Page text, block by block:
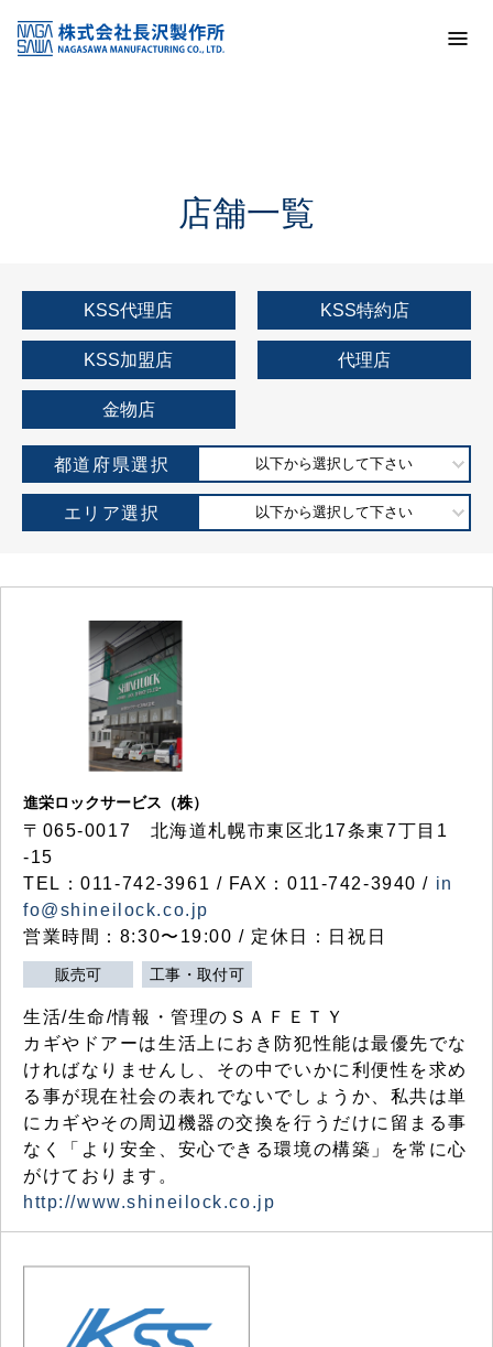
KSS加盟店・取扱店情報
店舗一覧
店舗一覧
KSS代理店 KSS特約店
KSS加盟店 代理店
金物店
都道府県選択 以下から選択して下さい
エリア選択 以下から選択して下さい
進栄ロックサービス（株）
〒065-0017 北海道札幌市東区北17条東7丁目1
-15
TEL：011-742-3961 / FAX：011-742-3940 / in
fo@shineilock.co.jp
営業時間：8:30〜19:00 / 定休日：日祝日
販売可 工事・取付可
生活/生命/情報・管理のＳＡＦＥＴＹ
カギやドアーは生活上におき防犯性能は最優先でな
ければなりませんし、その中でいかに利便性を求め
る事が現在社会の表れでないでしょうか、私共は単
にカギやその周辺機器の交換を行うだけに留まる事
なく「より安全、安心できる環境の構築」を常に心
がけております。
http://www.shineilock.co.jp